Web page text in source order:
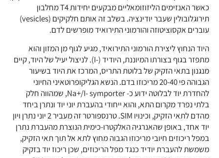
כאשר האנזימים הליזוזומאליים מבקעים יחידות T4 מחלבון
תירוגלובולין שעבר יודינציה. בשלב זה אותם חלקיקים (vesicles)
עוברים אקסוציטוזה והורמוני התירואיד מופרשים לדם.
היוד הנחוץ ליצירת הורמוני התירואיד, מגיע לגוף מן המזון והוא
מתפזר בגוף בצורתו המיוננת, היודיד (-I). לניצול יעיל של היוד, קיים
מנגנון בתאי הזקיק של בלוטת התריס, המרכז את היוד בשיעור
הגבוהה פי 20-40 מריכוזו בדם. הנשא הגליקופרוטאיני החיוני
להחדרת יוד לבלוטה ידוע כ- Na+/I- symporter, שמהווה חלק
בלתי נפרד מקרום התא, והוא ייחודי בהעברת יוני יוד ונתרן ביחד
מהדם לתאי הזקיק, וכינויו SIM. טרנספורטר זה מעביר 2 יוני נתרן ויון
יוד אחד, באופן שהאנרגיה האלקטרו-כימית הנוצרת מהעברת נתרן
במפל ריכוזים חיובי מריכוזו הגבוה מחוץ לתא אל תוך תאי הזקיק,
משמשת להעברת יודיד כנגד מפל הריכוזים, שכן ריכוז יוד בזקיק